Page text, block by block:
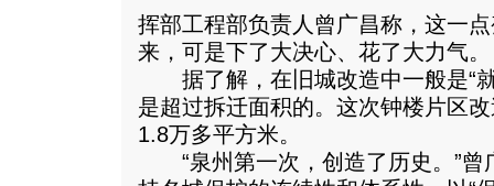
挥部工程部负责人曾广昌称，这一
来，可是下了大决心、花了大力气。
据了解，在旧城改造中一般是“
是超过拆迁面积的。这次钟楼片区
1.8万多平方米。
“泉州第一次，创造了历史。”曾